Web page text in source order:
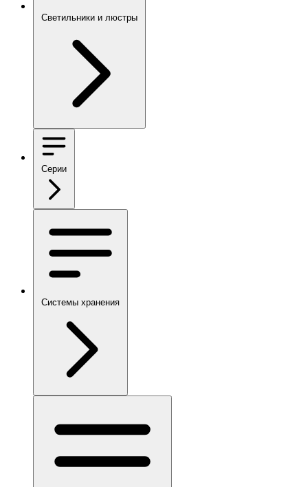
Светильники и люстры
Серии
Системы хранения